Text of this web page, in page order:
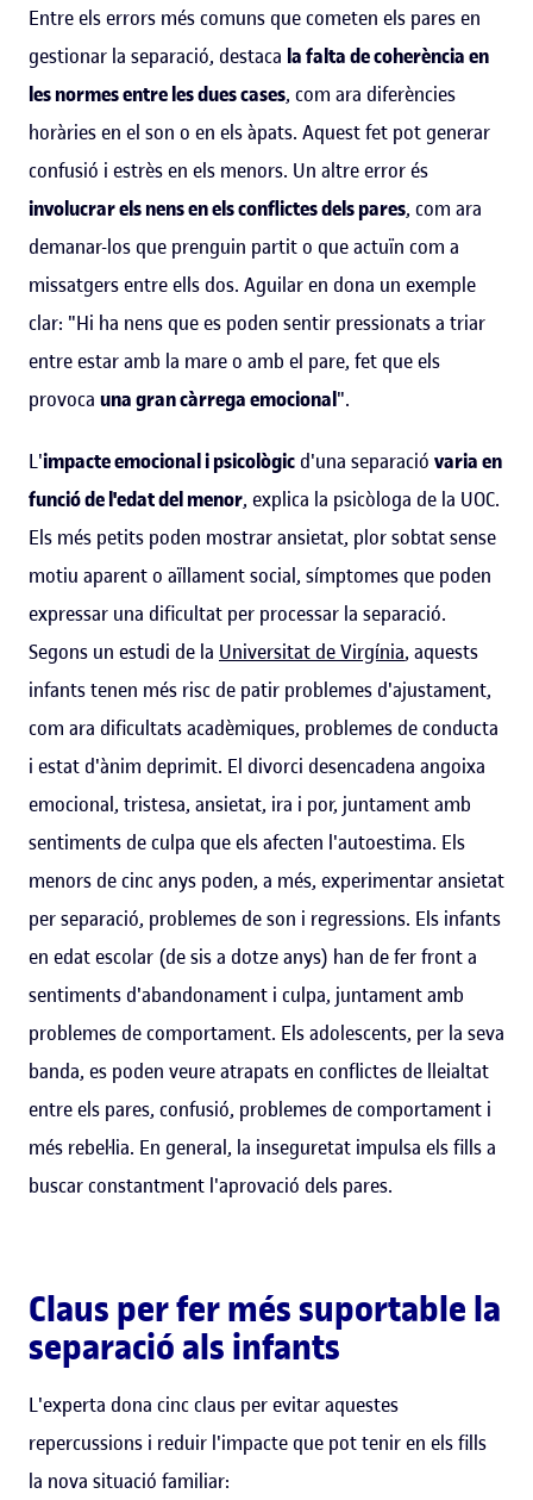
Entre els errors més comuns que cometen els pares en
gestionar la separació, destaca la falta de coherència en
les normes entre les dues cases, com ara diferències
horàries en el son o en els àpats. Aquest fet pot generar
confusió i estrès en els menors. Un altre error és
involucrar els nens en els conflictes dels pares, com ara
demanar-los que prenguin partit o que actuïn com a
missatgers entre ells dos. Aguilar en dona un exemple
clar: "Hi ha nens que es poden sentir pressionats a triar
entre estar amb la mare o amb el pare, fet que els
provoca una gran càrrega emocional".
L'impacte emocional i psicològic d'una separació varia en
funció de l'edat del menor, explica la psicòloga de la UOC.
Els més petits poden mostrar ansietat, plor sobtat sense
motiu aparent o aïllament social, símptomes que poden
expressar una dificultat per processar la separació.
Segons un estudi de la Universitat de Virgínia, aquests
infants tenen més risc de patir problemes d'ajustament,
com ara dificultats acadèmiques, problemes de conducta
i estat d'ànim deprimit. El divorci desencadena angoixa
emocional, tristesa, ansietat, ira i por, juntament amb
sentiments de culpa que els afecten l'autoestima. Els
menors de cinc anys poden, a més, experimentar ansietat
per separació, problemes de son i regressions. Els infants
en edat escolar (de sis a dotze anys) han de fer front a
sentiments d'abandonament i culpa, juntament amb
problemes de comportament. Els adolescents, per la seva
banda, es poden veure atrapats en conflictes de lleialtat
entre els pares, confusió, problemes de comportament i
més rebel·lia. En general, la inseguretat impulsa els fills a
buscar constantment l'aprovació dels pares.
Claus per fer més suportable la
separació als infants
L'experta dona cinc claus per evitar aquestes
repercussions i reduir l'impacte que pot tenir en els fills
la nova situació familiar: